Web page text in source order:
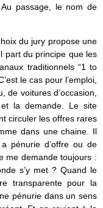
passage, le nom de
du jury propose une
part du principe que les
traditionnels “1 to
le cas pour l’emploi,
voitures d’occasion,
la demande. Le site
circuler les offres rares
dans une chaine. Il
pénurie d’offre ou de
me demande toujours :
s’y met ? Quand le
transparente pour la
pénurie dans un sens